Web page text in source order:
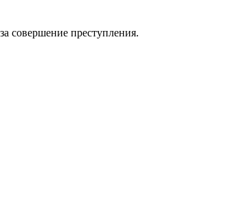
совершение преступления.